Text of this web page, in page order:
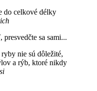
do celkové délky
sa sami...
nie sú dôležité,
a rýb, ktoré nikdy